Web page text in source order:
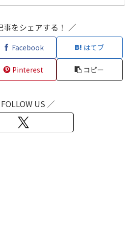
事をシェアする！ ／
Facebook はてブ
Pinterest コピー
US ／